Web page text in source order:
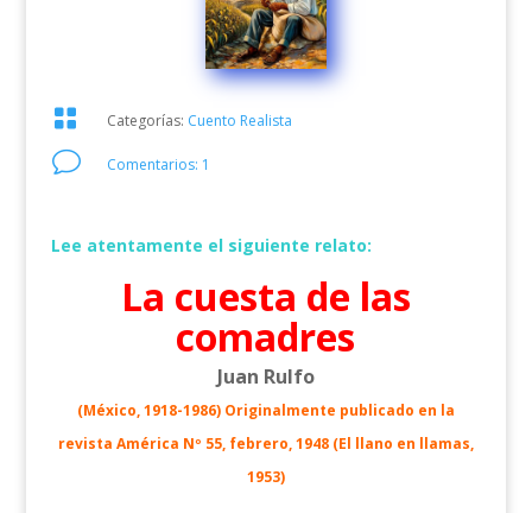
 Categorías: Cuento Realista
v Comentarios: 1
Lee atentamente el siguiente relato:
La cuesta de las
comadres
Juan Rulfo
(México, 1918-1986) Originalmente publicado en la
revista América Nº 55, febrero, 1948 (El llano en llamas,
1953)